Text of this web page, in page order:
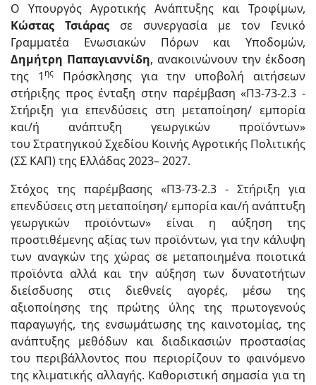
Ο Υπουργός Αγροτικής Ανάπτυξης και Τροφίμων,
Κώστας Τσιάρας σε συνεργασία με τον Γενικό
Γραμματέα Ενωσιακών Πόρων και Υποδομών,
Δημήτρη Παπαγιαννίδη, ανακοινώνουν την έκδοση
της 1 ηςΠρόσκλησης για την υποβολή αιτήσεων
στήριξης προς ένταξη στην παρέμβαση «Π3-73-2.3 -
Στήριξη για επενδύσεις στη μεταποίηση/ εμπορία
και/ή ανάπτυξη γεωργικών προϊόντων»
του Στρατηγικού Σχεδίου Κοινής Αγροτικής Πολιτικής
(ΣΣ ΚΑΠ) της Ελλάδας 2023– 2027.
Στόχος της παρέμβασης «Π3-73-2.3 - Στήριξη για
επενδύσεις στη μεταποίηση/ εμπορία και/ή ανάπτυξη
γεωργικών προϊόντων» είναι η αύξηση της
προστιθέμενης αξίας των προϊόντων, για την κάλυψη
των αναγκών της χώρας σε μεταποιημένα ποιοτικά
προϊόντα αλλά και την αύξηση των δυνατοτήτων
διείσδυσης στις διεθνείς αγορές, μέσω της
αξιοποίησης της πρώτης ύλης της πρωτογενούς
παραγωγής, της ενσωμάτωσης της καινοτομίας, της
ανάπτυξης μεθόδων και διαδικασιών προστασίας
του περιβάλλοντος που περιορίζουν το φαινόμενο
της κλιματικής αλλαγής. Καθοριστική σημασία για τη